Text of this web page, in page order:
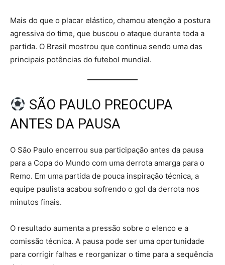
Mais do que o placar elástico, chamou atenção a postura
agressiva do time, que buscou o ataque durante toda a
partida. O Brasil mostrou que continua sendo uma das
principais potências do futebol mundial.
SÃO PAULO PREOCUPA
ANTES DA PAUSA
O São Paulo encerrou sua participação antes da pausa
para a Copa do Mundo com uma derrota amarga para o
Remo. Em uma partida de pouca inspiração técnica, a
equipe paulista acabou sofrendo o gol da derrota nos
minutos finais.
O resultado aumenta a pressão sobre o elenco e a
comissão técnica. A pausa pode ser uma oportunidade
para corrigir falhas e reorganizar o time para a sequência